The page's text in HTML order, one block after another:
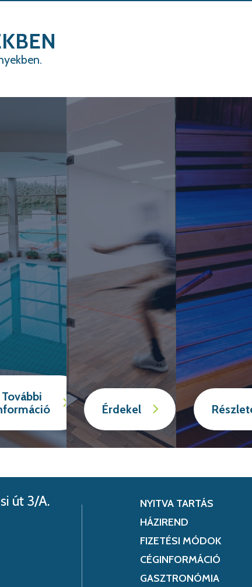
További
Érdekel
út 3/A.
NYITVA TARTÁS
HÁZIREND
FIZETÉSI MÓDOK
CÉGINFORMÁCIÓ
GASZTRONÓMIA